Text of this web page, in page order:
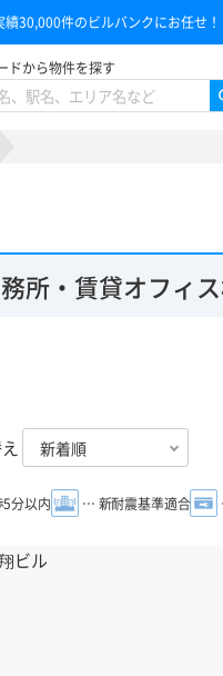
30,000件のビルバンクにお任せ！
ドから物件を探す
所・賃貸オフィ
分以内 … 新耐震基準適合